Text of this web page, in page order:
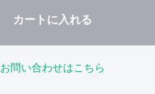
カートに入れる
お問い合わせはこちら